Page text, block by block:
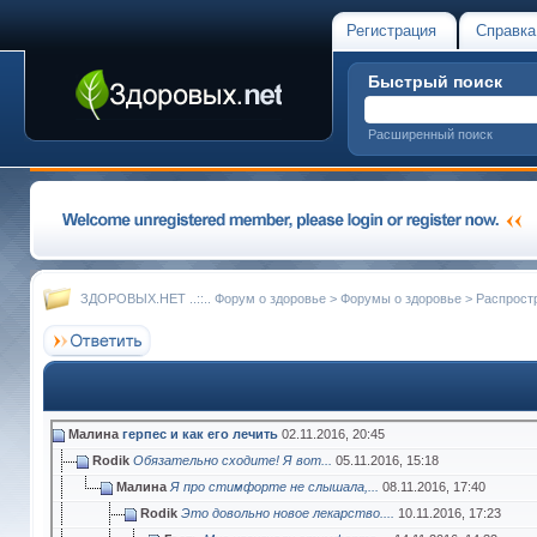
Регистрация Справка
Быстрый поиск
Расширенный поиск
ЗДОРОВЫХ.НЕТ ..::.. Форум о здоровье > Форумы о здоровье >
Малина герпес и как его лечить 02.11.2016, 20:45
Rodik Обязательно сходите! Я вот... 05.11.2016, 15:18
Малина Я про стимфорте не слышала,... 08.11.2016, 17:40
Rodik Это довольно новое лекарство.... 10.11.2016, 17:23